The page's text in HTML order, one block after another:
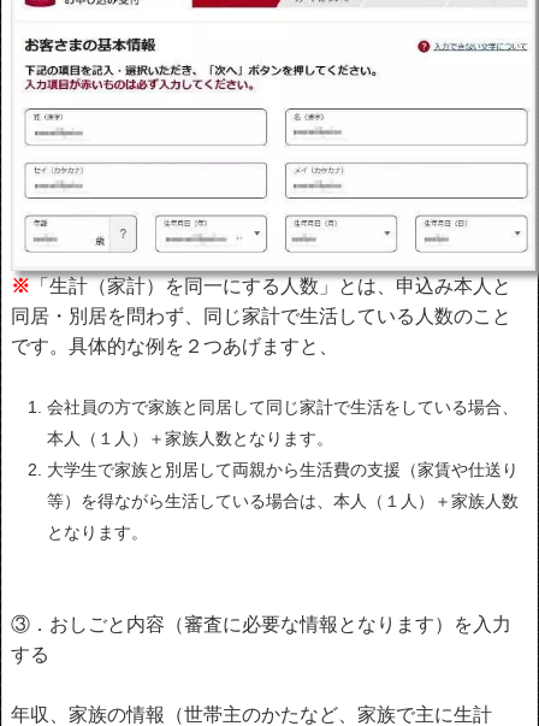
※「生計（家計）を同一にする人数」とは、申込み本人と
同居・別居を問わず、同じ家計で生活している人数のこと
です。具体的な例を２つあげますと、
会社員の方で家族と同居して同じ家計で生活をしている場合、
本人（１人）＋家族人数となります。
大学生で家族と別居して両親から生活費の支援（家賃や仕送り
等）を得ながら生活している場合は、本人（１人）＋家族人数
となります。
③．おしごと内容（審査に必要な情報となります）を入力
する
年収、家族の情報（世帯主のかたなど、家族で主に生計